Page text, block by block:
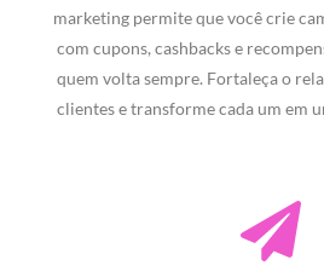
marketing permite que você crie
com cupons, cashbacks e
quem volta sempre. Fortaleça o
clientes e transforme cada um em